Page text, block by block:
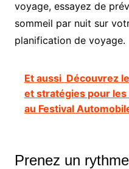
voyage, essayez de
sommeil par nuit sur
planification de voyage.
Et aussi Découvrez
et stratégies pour
au Festival
Prenez un